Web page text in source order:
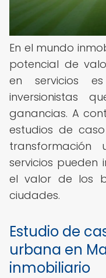
En el mundo
potencial de
en servicios
inversionistas
ganancias. A
estudios de
servicios pueden
el valor de los
ciudades.
Estudio de
urbana en
inmobiliario